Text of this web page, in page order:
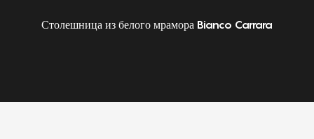
Столешница из белого мрамора Bianco Carrara